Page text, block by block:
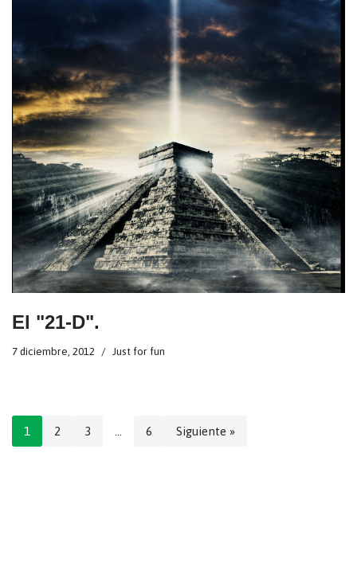
El "21-D".
7 diciembre, 2012 Just for fun
1 2 3 … 6 Siguiente »